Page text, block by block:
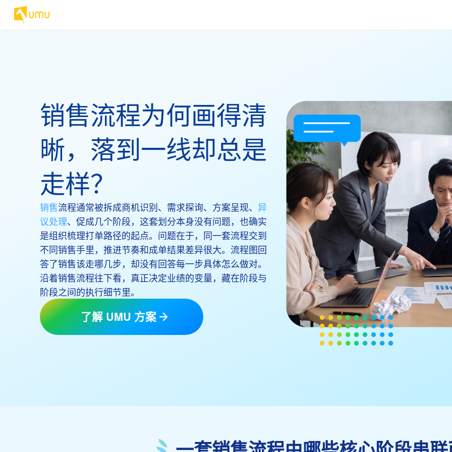
销售流程为何画得清
晰，落到一线却总是
走样？
销售流程通常被拆成商机识别、需求探询、方案呈现、 异
议处理、促成几个阶段，这套划分本身没有问题，也确实
是组织梳理打单路径的起点。问题在于，同一套流程交到
不同销售手里，推进节奏和成单结果差异很大。流程图回
答了销售该走哪几步，却没有回答每一步具体怎么做对。
沿着销售流程往下看，真正决定业绩的变量，藏在阶段与
阶段之间的执行细节里。
了解 UMU 方案